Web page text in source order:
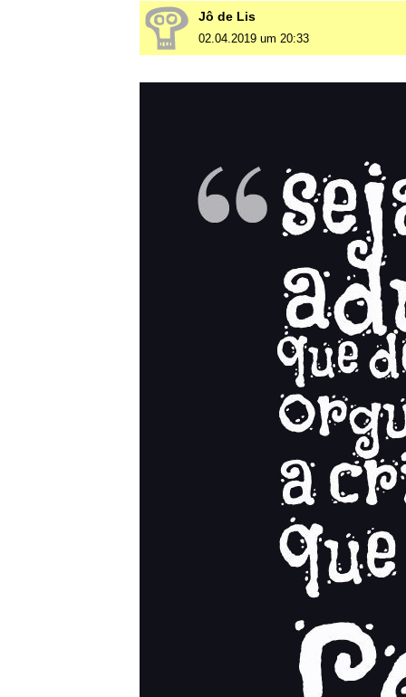
Jô de Lis
02.04.2019 um 20:33